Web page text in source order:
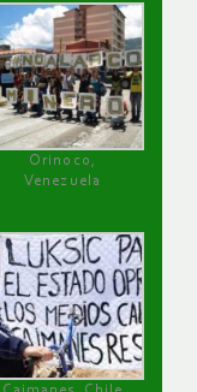
Orinoco,
Venezuela